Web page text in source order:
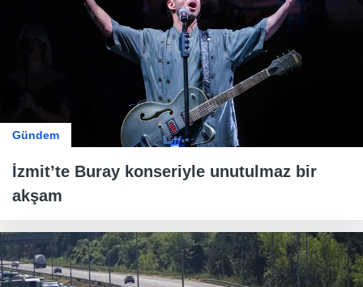
Gündem
İzmit’te Buray konseriyle unutulmaz bir
akşam